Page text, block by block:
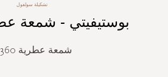
beginning
تشكيلة سولفول
بوستيفيتي - شمعة عطرية
شمعة عطرية 360 غ